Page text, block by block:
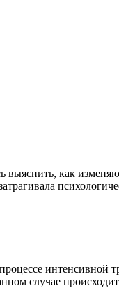
как
интенсивной
случае